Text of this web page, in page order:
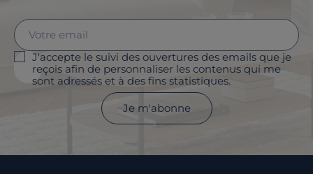
J'accepte le suivi des ouvertures des emails que je
reçois afin de personnaliser les contenus qui me
sont adressés et à des fins statistiques.
Je m'abonne